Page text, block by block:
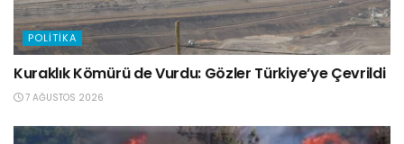
POLITIKA
Kuraklık Kömürü de Vurdu: Gözler Türkiye’ye Çevrildi
7 AĞUSTOS 2026